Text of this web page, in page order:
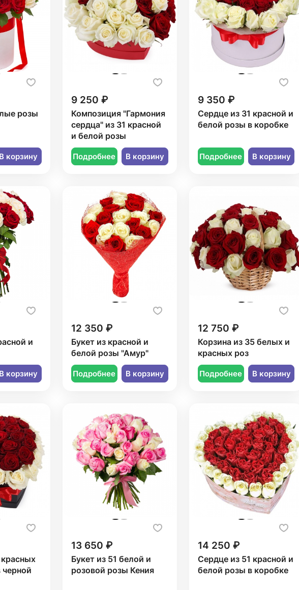
розы
В корзину
9 250 ₽
Композиция "Гармония
сердца" из 31 красной
и белой розы
Подробнее В корзину
9 350 ₽
Сердце из 31 красной и
белой розы в коробке
Подробнее В корзину
и
В корзину
12 350 ₽
Букет из красной и
белой розы "Амур"
Подробнее В корзину
12 750 ₽
Корзина из 35 белых и
красных роз
Подробнее В корзину
черной
13 650 ₽
Букет из 51 белой и
розовой розы Кения
14 250 ₽
Сердце из 51 красной и
белой розы в коробке